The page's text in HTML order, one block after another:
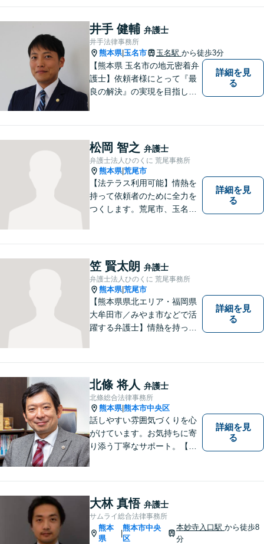
井手 健輔 弁護士
井手法律事務所
熊本県| 玉名市 玉名駅 から徒歩3分
【熊本県 玉名市の地元密着弁
護士】依頼者様にとって『最
良の解決』の実現を目指しま
詳細を見
る
松岡 智之 弁護士
弁護士法人ひのくに 荒尾事務所
熊本県|荒尾市
【法テラス利用可能】情熱を
持って依頼者のために全力を
つくします。荒尾市、玉名郡
能。個人、企業どちらの案件
にも対応可能ですのでお気軽
にご相談ください。【幅広い
案件のご相談可能】
詳細を見
る
笠 賢太朗 弁護士
弁護士法人ひのくに 荒尾事務所
熊本県|荒尾市
【熊本県県北エリア・福岡県
大牟田市／みやま市などで活
躍する弁護士】情熱を持って
題に1つ1つ丁寧に取り組みま
す。離婚 、相続、交通事故、
企業法務など幅広いお困りご
とに対応可能です！
詳細を見
る
北條 将人 弁護士
北條総合法律事務所
熊本県|熊本市中央区
話しやすい雰囲気づくりを心
がけています。お気持ちに寄
り添う丁寧なサポート。【借
用】証拠集めから手厚くサポ
ート。企業からのご相談も承
ります【交通事故】弁護士費
用特約の利用可【夜間・休日
面談可】
詳細を見
る
大林 真悟 弁護士
サムライ総合法律事務所
熊本
県
|
熊本市中央
区
本妙寺入口駅から徒歩8
分